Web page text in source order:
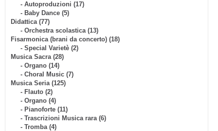
- Autoproduzioni (17)
- Baby Dance (5)
Didattica (77)
- Orchestra scolastica (13)
Fisarmonica (brani da concerto) (18)
- Special Varietè (2)
Musica Sacra (28)
- Organo (14)
- Choral Music (7)
Musica Seria (125)
- Flauto (2)
- Organo (4)
- Pianoforte (11)
- Trascrizioni Musica rara (6)
- Tromba (4)